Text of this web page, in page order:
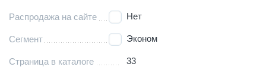
Распродажа на сайте Нет
Сегмент Эконом
Страница в каталоге 33